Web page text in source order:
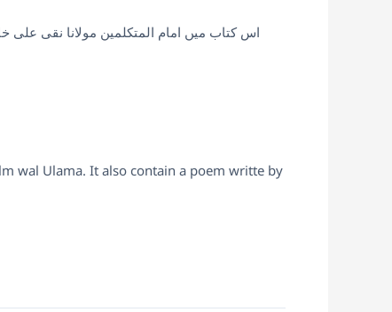
اس کتاب میں امام المتکلمین مولانا نقی
wal Ulama. It also contain a poem writte by